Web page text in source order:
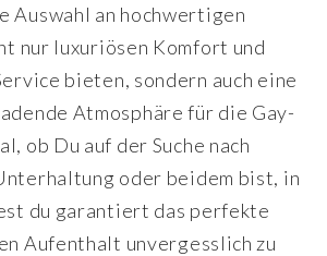
Auswahl an hochwertigen
nur luxuriösen Komfort und
bieten, sondern auch eine
Atmosphäre für die Gay-
ob Du auf der Suche nach
oder beidem bist, in
du garantiert das perfekte
Aufenthalt unvergesslich zu